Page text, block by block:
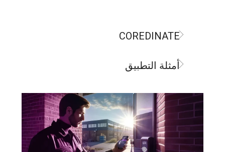
COREDINATE
أمثلة التطبيق